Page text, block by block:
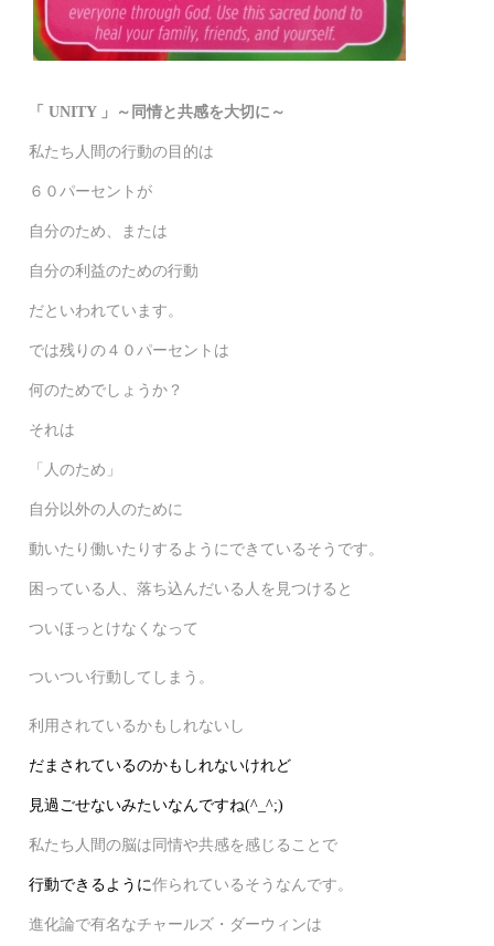
「 UNITY 」～同情と共感を大切に～
私たち人間の行動の目的は
６０パーセントが
自分のため、または
自分の利益のための行動
だといわれています。
では残りの４０パーセントは
何のためでしょうか？
それは
「人のため」
自分以外の人のために
動いたり働いたりするようにできているそうです。
困っている人、落ち込んだいる人を見つけると
ついほっとけなくなって
ついつい行動してしまう。
利用されているかもしれないし
だまされているのかもしれないけれど
見過ごせないみたいなんですね(^_^;)
私たち人間の脳は同情や共感を感じることで
行動できるように作られているそうなんです。
進化論で有名なチャールズ・ダーウィンは